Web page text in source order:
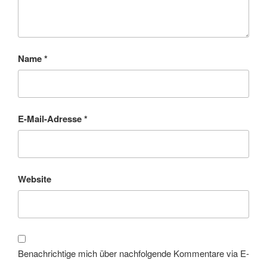
Name*
E-Mail-Adresse*
Website
Benachrichtige mich über nachfolgende Kommentare via E-